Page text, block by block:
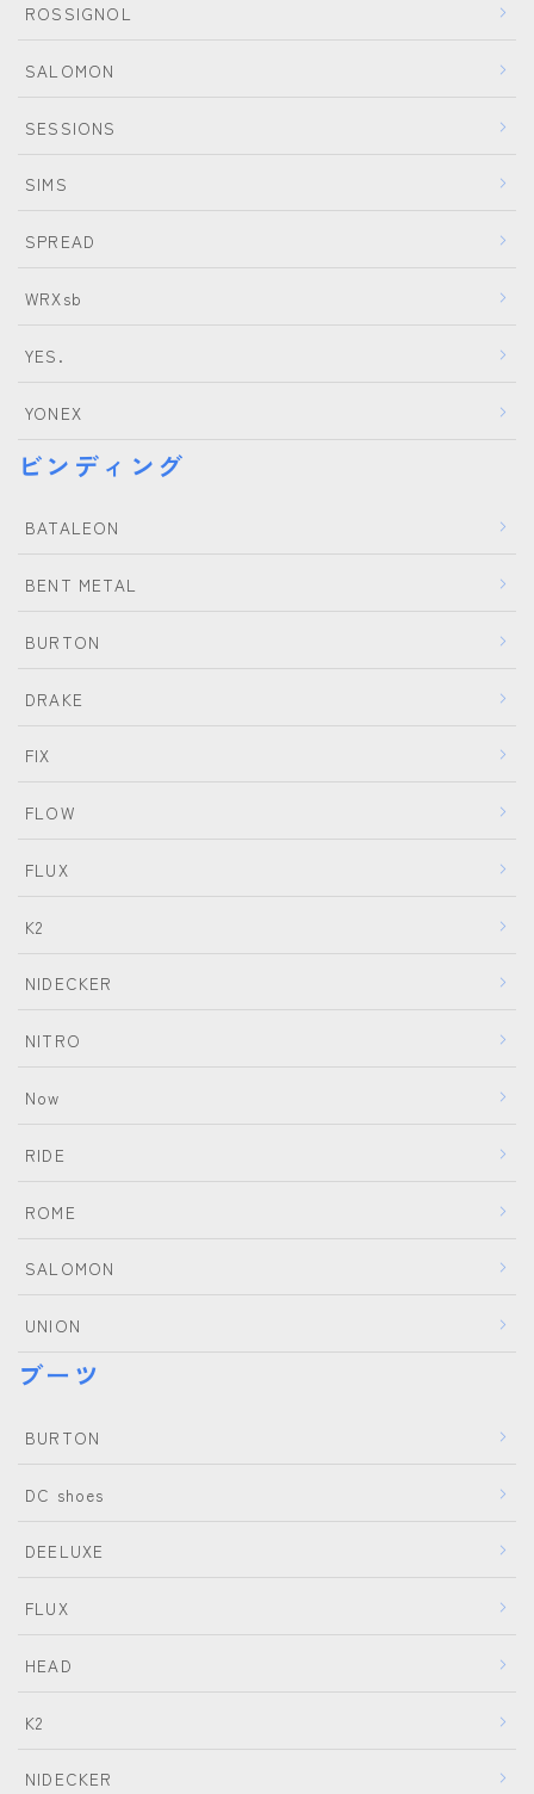
ROSSIGNOL
SALOMON
SESSIONS
SIMS
SPREAD
WRXsb
YES.
YONEX
ビンディング
BATALEON
BENT METAL
BURTON
DRAKE
FIX
FLOW
FLUX
K2
NIDECKER
NITRO
Now
RIDE
ROME
SALOMON
UNION
ブーツ
BURTON
DC shoes
DEELUXE
FLUX
HEAD
K2
NIDECKER